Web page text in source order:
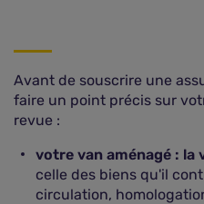
Avant de souscrire une
faire un point précis sur
revue :
votre van aménagé : la
celle des biens qu'il
circulation,